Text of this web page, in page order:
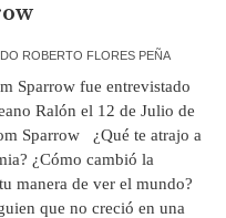
ROBERTO FLORES PEÑA
Sparrow fue entrevistado
Ralón el 12 de Julio de
Sparrow ¿Qué te atrajo a
¿Cómo cambió la
manera de ver el mundo?
que no creció en una